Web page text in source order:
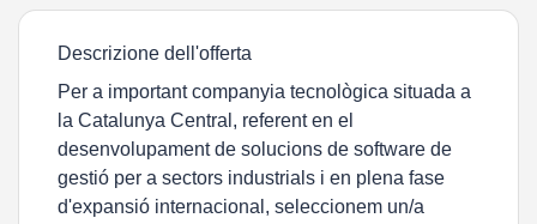
Descrizione dell'offerta
Per a important companyia tecnològica situada a
la Catalunya Central, referent en el
desenvolupament de solucions de software de
gestió per a sectors industrials i en plena fase
d'expansió internacional, seleccionem un/a